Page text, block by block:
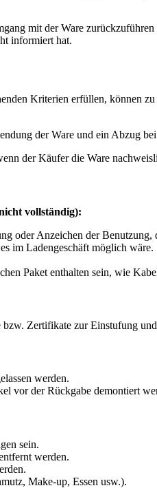
mit der Ware
informiert hat.
Kriterien erfüllen, können
der Ware und ein Abzug
der Käufer die Ware
vollständig):
oder Anzeichen der
im Ladengeschäft möglich wäre.
Paket enthalten sein, wie
Zertifikate zur Einstufung
werden.
vor der Rückgabe demontiert
sein.
werden.
Make-up, Essen usw.).